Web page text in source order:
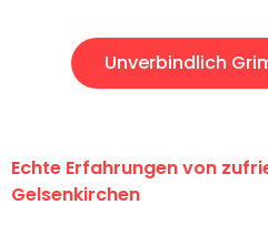
Unverbindlich
Echte Erfahrungen von
Gelsenkirchen